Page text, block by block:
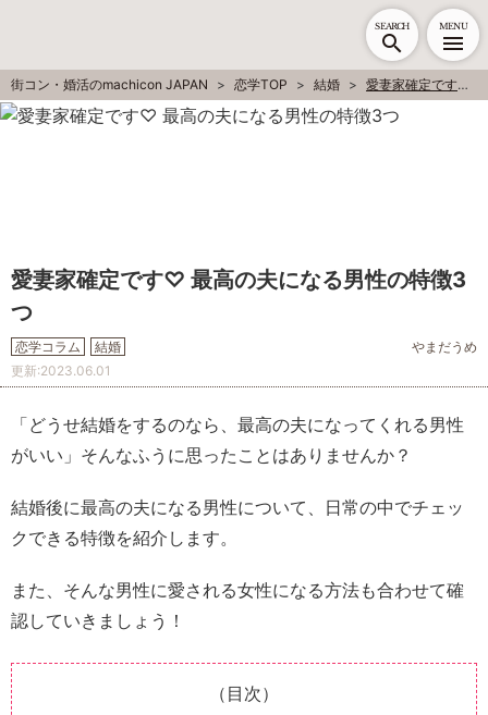
SEARCH MENU
街コン・婚活のmachicon JAPAN 恋学TOP 結婚 愛妻家確定です♡ 最高の夫になる男性の特徴3つ
愛妻家確定です♡ 最高の夫になる男性の特徴3
つ
恋学コラム 結婚
やまだうめ
更新:2023.06.01
「どうせ結婚をするのなら、最高の夫になってくれる男性
がいい」そんなふうに思ったことはありませんか？
結婚後に最高の夫になる男性について、日常の中でチェッ
クできる特徴を紹介します。
また、そんな男性に愛される女性になる方法も合わせて確
認していきましょう！
（目次）